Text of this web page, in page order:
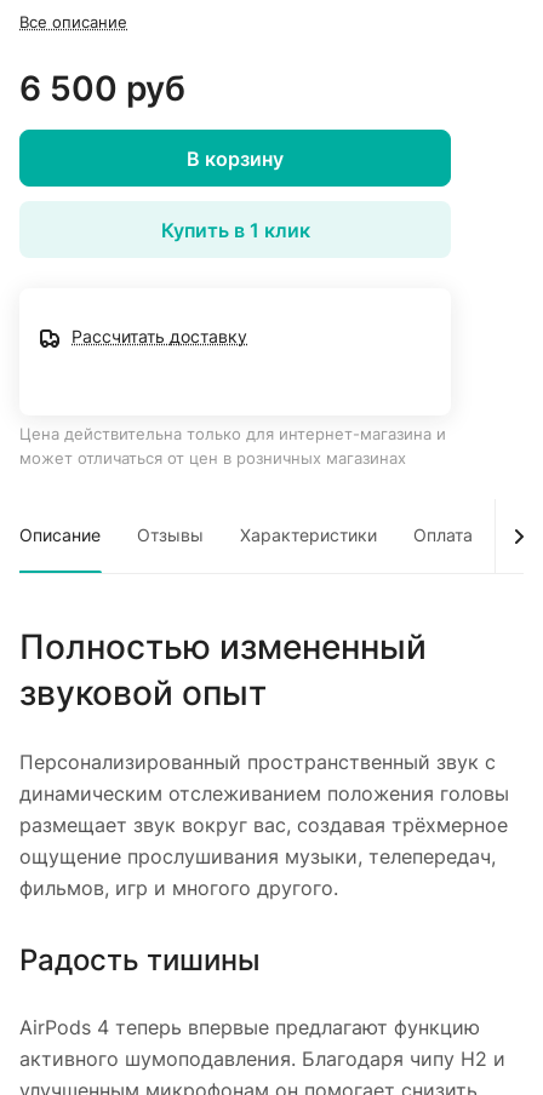
Все описание
6 500 руб
В корзину
Купить в 1 клик
Рассчитать доставку
Цена действительна только для интернет-магазина и
может отличаться от цен в розничных магазинах
Описание Отзывы Характеристики Оплата
Полностью измененный
звуковой опыт
Персонализированный пространственный звук с
динамическим отслеживанием положения головы
размещает звук вокруг вас, создавая трёхмерное
ощущение прослушивания музыки, телепередач,
фильмов, игр и многого другого.
Радость тишины
AirPods 4 теперь впервые предлагают функцию
активного шумоподавления. Благодаря чипу H2 и